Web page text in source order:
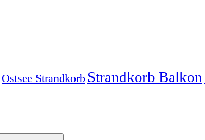
Ostsee Strandkorb Strandkorb Balkon